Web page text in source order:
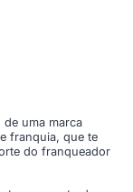
uma marca
franquia, que te
do franqueador